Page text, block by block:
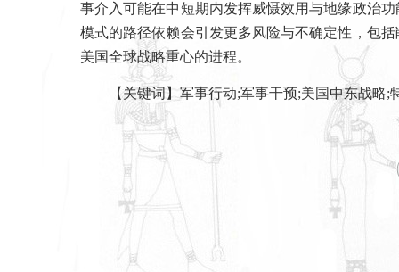
事介入可能在中短期内发挥威慑效用与地缘政治
模式的路径依赖会引发更多风险与不确定性，包
美国全球战略重心的进程。
【关键词】军事行动;军事干预;美国中东战略;